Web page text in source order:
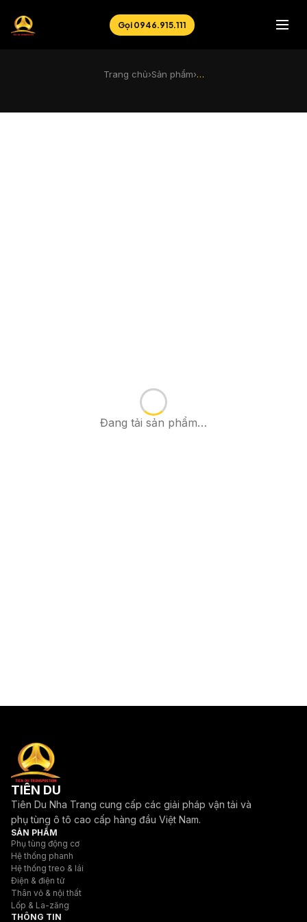
Gọi 0946.915.111
Trang chủ›Sản phẩm›…
Đang tải sản phẩm…
TIÊN DU
Tiên Du Nha Trang cung cấp các giải pháp vận tải và
phụ tùng ô tô cao cấp hàng đầu Việt Nam.
SẢN PHẨM
Phụ tùng động cơ
Hệ thống phanh
Hệ thống treo & lái
Điện & điện tử
Thân vỏ & nội thất
Lốp & La-zăng
THÔNG TIN